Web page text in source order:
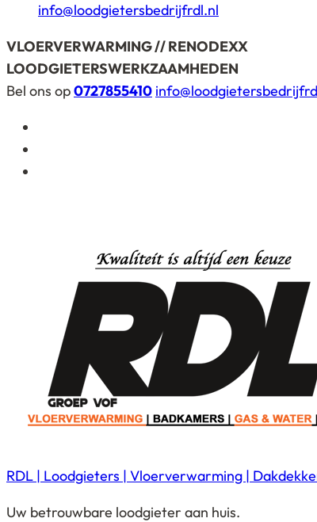
info@loodgietersbedrijfrdl.nl
VLOERVERWARMING // RENODEXX
LOODGIETERSWERKZAAMHEDEN
Bel ons op0727855410
RDL | Loodgieters | Vloerverwarming |
Uw betrouwbare loodgieter aan huis.